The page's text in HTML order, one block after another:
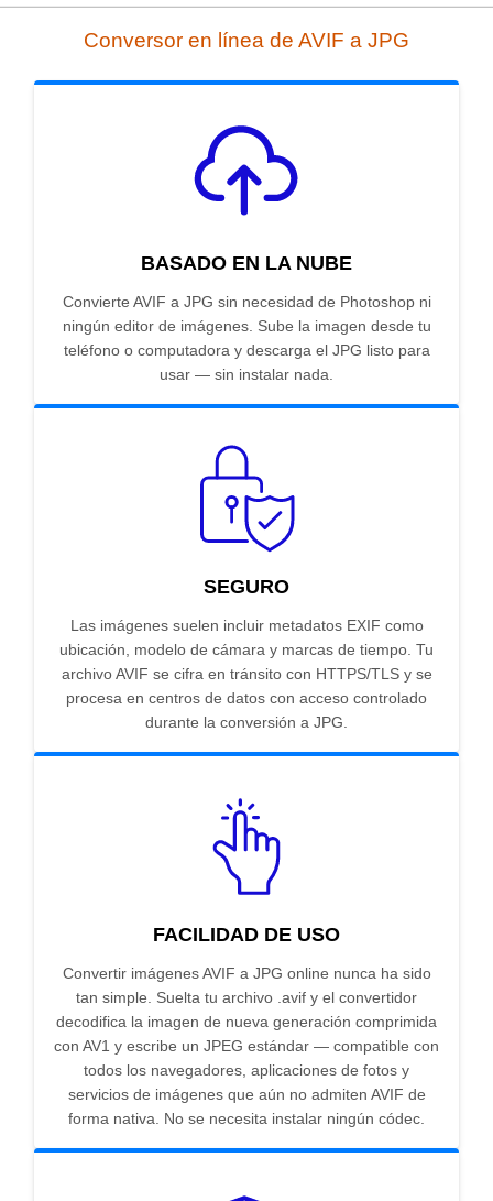
Conversor en línea de AVIF a JPG
BASADO EN LA NUBE
Convierte AVIF a JPG sin necesidad de Photoshop ni
ningún editor de imágenes. Sube la imagen desde tu
teléfono o computadora y descarga el JPG listo para
usar — sin instalar nada.
SEGURO
Las imágenes suelen incluir metadatos EXIF como
ubicación, modelo de cámara y marcas de tiempo. Tu
archivo AVIF se cifra en tránsito con HTTPS/TLS y se
procesa en centros de datos con acceso controlado
durante la conversión a JPG.
FACILIDAD DE USO
Convertir imágenes AVIF a JPG online nunca ha sido
tan simple. Suelta tu archivo .avif y el convertidor
decodifica la imagen de nueva generación comprimida
con AV1 y escribe un JPEG estándar — compatible con
todos los navegadores, aplicaciones de fotos y
servicios de imágenes que aún no admiten AVIF de
forma nativa. No se necesita instalar ningún códec.